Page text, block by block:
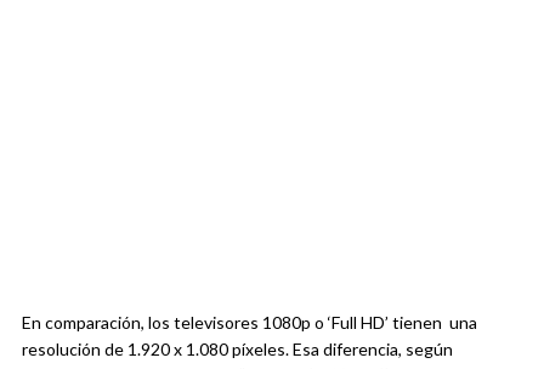
En comparación, los televisores 1080p o ‘Full HD’ tienen una
resolución de 1.920 x 1.080 píxeles. Esa diferencia, según